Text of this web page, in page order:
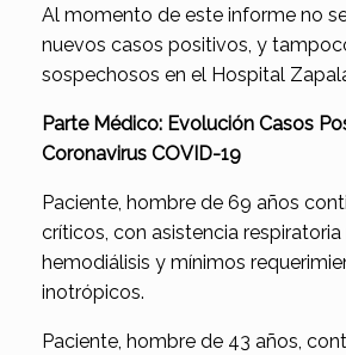
Al momento de este informe no
nuevos casos positivos, y
sospechosos en el Hospital
Parte Médico: Evolución Casos
Coronavirus COVID-19
Paciente, hombre de 69 años
críticos, con asistencia respiratoria
hemodiálisis y mínimos
inotrópicos.
Paciente, hombre de 43 años,